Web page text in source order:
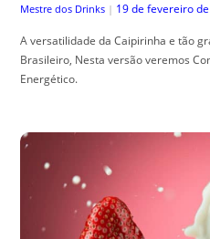
Mestre dos Drinks | 19 de fevereiro
A versatilidade da Caipirinha e tão
Brasileiro, Nesta versão veremos
Energético.